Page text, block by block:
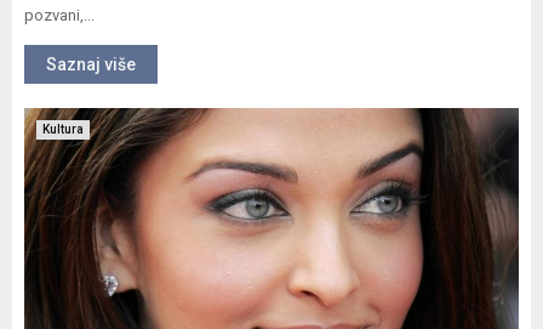
pozvani,...
Saznaj više
Kultura